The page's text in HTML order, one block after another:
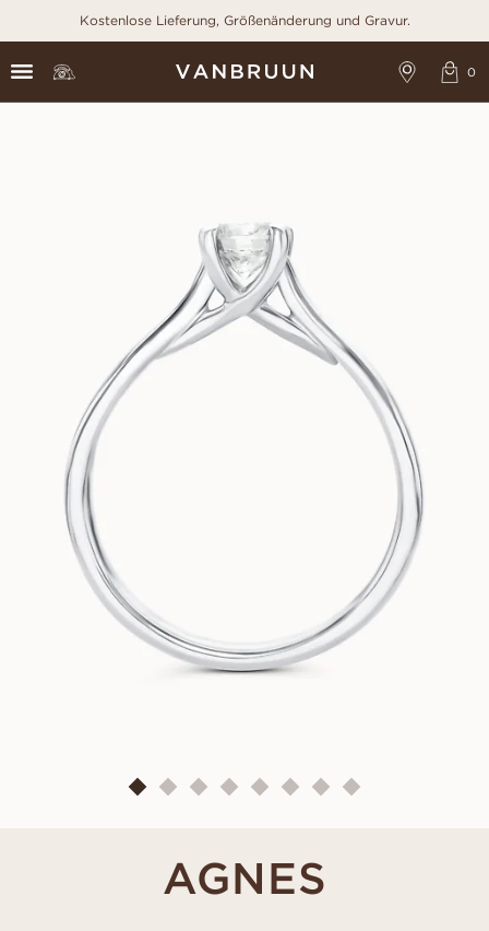
Kostenlose Lieferung, Größenänderung und Gravur.
AGNES